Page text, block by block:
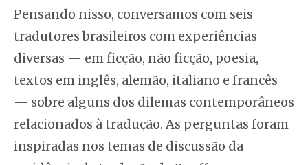
Pensando nisso, conversamos com seis
tradutores brasileiros com experiências
diversas — em ficção, não ficção, poesia,
textos em inglês, alemão, italiano e francês
— sobre alguns dos dilemas contemporâneos
relacionados à tradução. As perguntas foram
inspiradas nos temas de discussão da